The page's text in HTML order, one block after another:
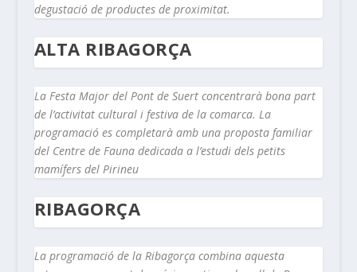
degustació de productes de proximitat.
ALTA RIBAGORÇA
La Festa Major del Pont de Suert concentrarà bona part
de l’activitat cultural i festiva de la comarca. La
programació es completarà amb una proposta familiar
del Centre de Fauna dedicada a l’estudi dels petits
mamífers del Pirineu
RIBAGORÇA
La programació de la Ribagorça combina aquesta